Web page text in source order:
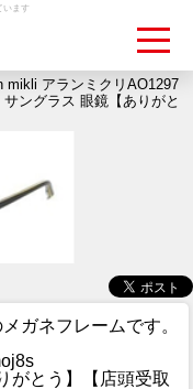
います
検眼予約
mikli アランミクリAO1297
ングラス 眼鏡【ありがと
ガネフレームです。
がとう】【店頭受取